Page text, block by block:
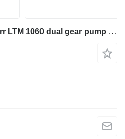
Zubové čerpadlo Liebherr LTM 1060 dual gear pump 512108508 na autožeriava